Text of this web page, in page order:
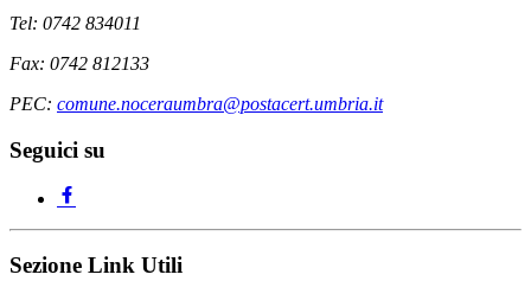
Tel: 0742 834011
Fax: 0742 812133
PEC: comune.noceraumbra@postacert.umbria.it
Seguici su
Sezione Link Utili